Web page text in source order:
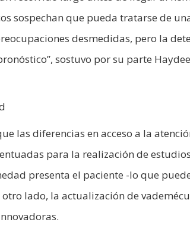
sospechan que pueda tratarse de
desmedidas, pero la
sostuvo por su parte
las diferencias en acceso a la
para la realización de
presenta el paciente -lo que
lado, la actualización de